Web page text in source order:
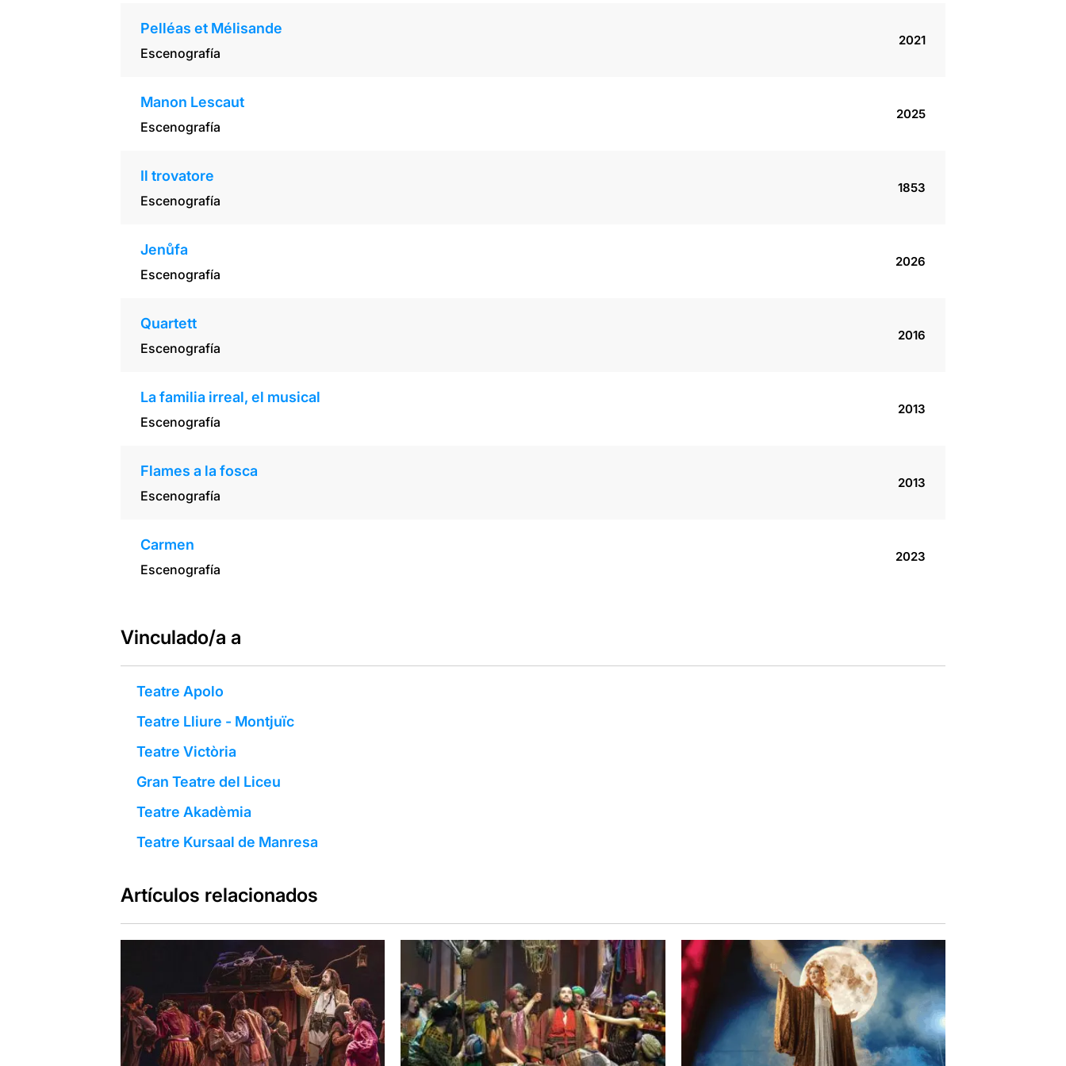
Pelléas et Mélisande
Escenografía
2021
Manon Lescaut
Escenografía
2025
Il trovatore
Escenografía
1853
Jenůfa
Escenografía
2026
Quartett
Escenografía
2016
La familia irreal, el musical
Escenografía
2013
Flames a la fosca
Escenografía
2013
Carmen
Escenografía
2023
Vinculado/a a
Teatre Apolo
Teatre Lliure - Montjuïc
Teatre Victòria
Gran Teatre del Liceu
Teatre Akadèmia
Teatre Kursaal de Manresa
Artículos relacionados